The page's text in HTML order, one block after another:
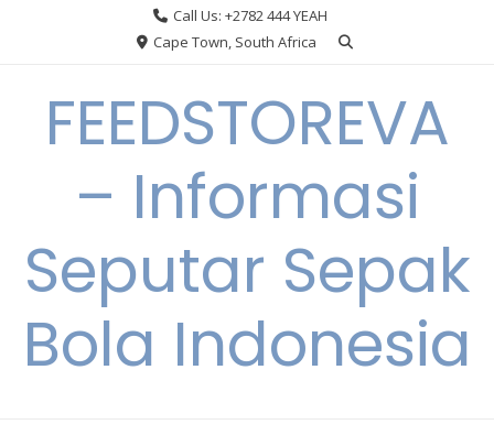
Call Us: +2782 444 YEAH
Cape Town, South Africa
FEEDSTOREVA
– Informasi
Seputar Sepak
Bola Indonesia